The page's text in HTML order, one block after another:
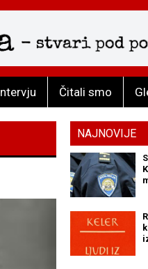
Čitali smo
NAJNOVIJE